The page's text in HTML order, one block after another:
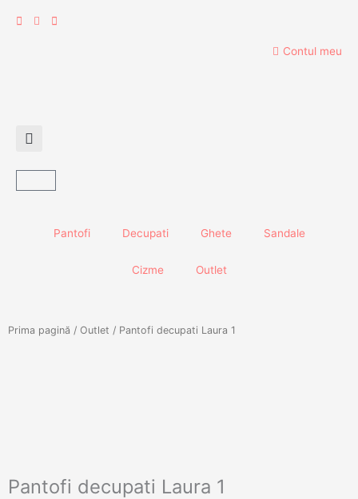
Contul meu
Pantofi Decupati Ghete Sandale
Cizme Outlet
Prima pagină / Outlet / Pantofi decupati Laura 1
Pantofi decupati Laura 1